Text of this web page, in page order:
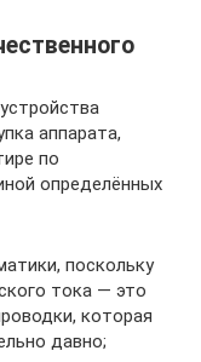
аппарата,
по
определённых
поскольку
тока — это
которая
давно;